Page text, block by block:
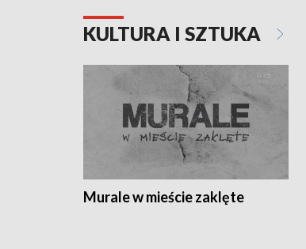
KULTURA I SZTUKA
Murale w mieście zaklęte